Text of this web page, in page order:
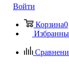
Войти
Корзина0